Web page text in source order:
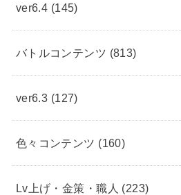
ver6.4 (145)
バトルコンテンツ (813)
ver6.3 (127)
色々コンテンツ (160)
Lv上げ・金策・職人 (223)